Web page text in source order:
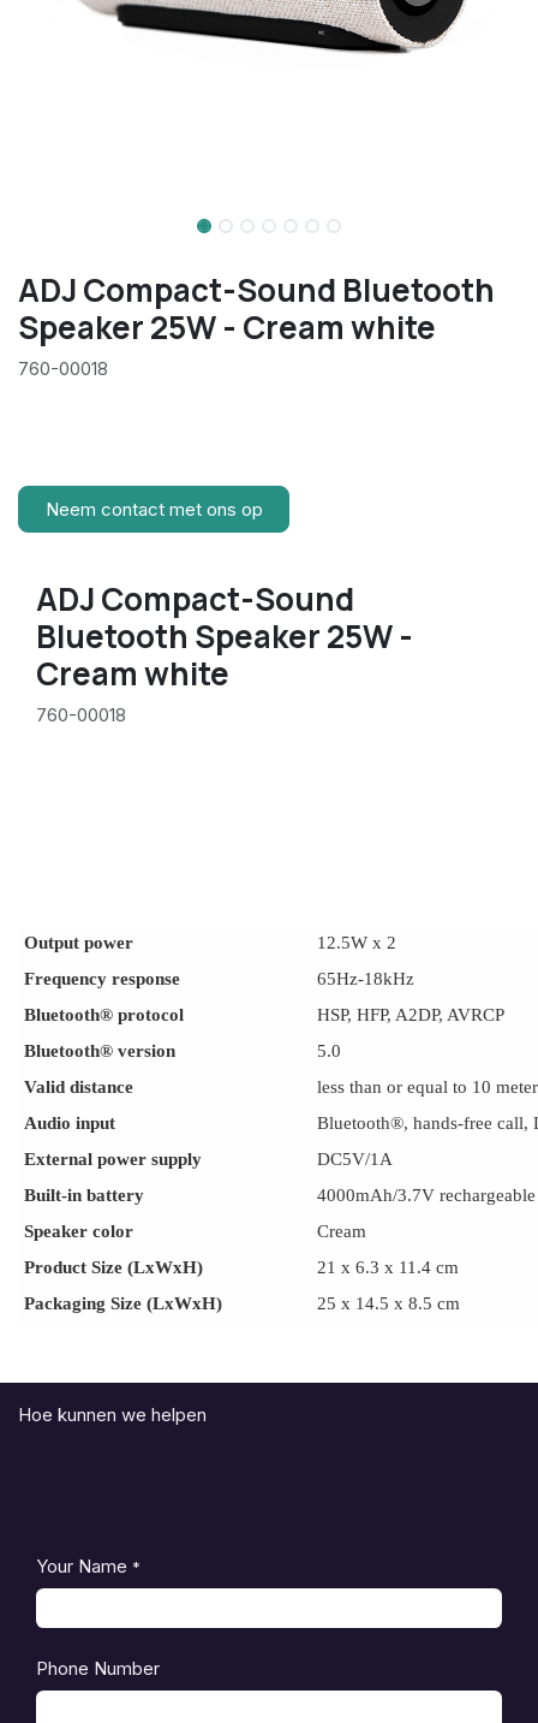
ADJ Compact-Sound Bluetooth
Speaker 25W - Cream white
760-00018
Neem contact met ons op
ADJ Compact-Sound
Bluetooth Speaker 25W -
Cream white
760-00018
Output power
12.5W x 2
Frequency response
65Hz-18kHz
Bluetooth® protocol
HSP, HFP, A2DP, AVRCP
Bluetooth® version
5.0
Valid distance
less than or equal to 10
Audio input
Bluetooth®, hands-free call,
External power supply
DC5V/1A
Built-in battery
4000mAh/3.7V
Speaker color
Cream
Product Size (LxWxH)
21 x 6.3 x 11.4 cm
Packaging Size (LxWxH)
25 x 14.5 x 8.5 cm
Hoe kunnen we helpen
Your Name *
Phone Number